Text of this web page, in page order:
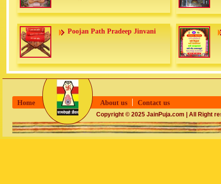
Poojan Path Pradeep Jinvani
Home About us Contact us
Copyright © 2025 JainPuja.com | All Right